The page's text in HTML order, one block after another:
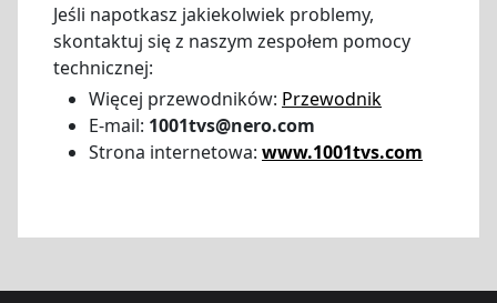
Jeśli napotkasz jakiekolwiek problemy,
skontaktuj się z naszym zespołem pomocy
technicznej:
Więcej przewodników: Przewodnik
E-mail: 1001tvs@nero.com
Strona internetowa: www.1001tvs.com